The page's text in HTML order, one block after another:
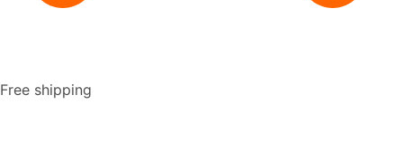
Free shipping